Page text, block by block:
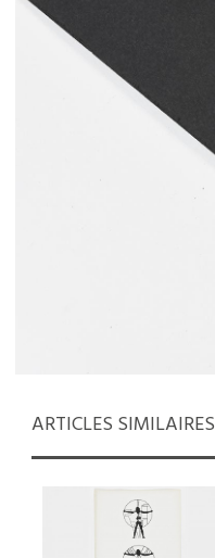
ARTICLES SIMILAIRES